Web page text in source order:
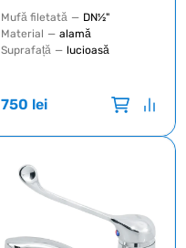
Mufă filetată — DN½"
Material — alamă
Suprafață — lucioasă
750 lei